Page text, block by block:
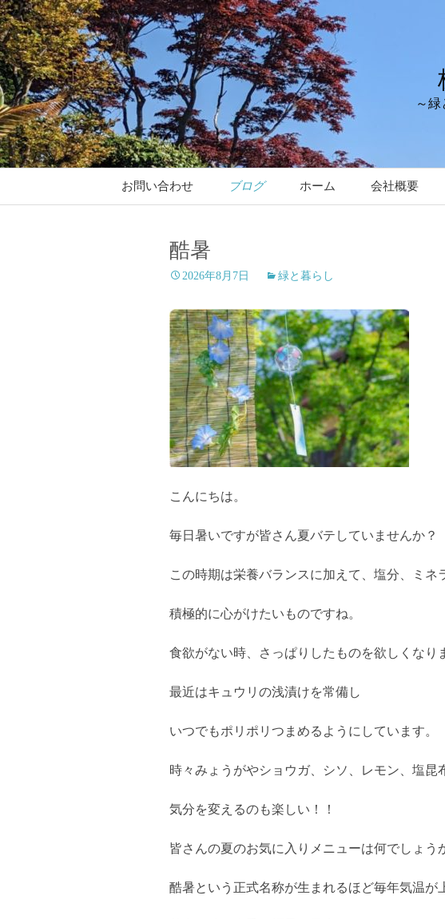
～
お問い合わせ ブログ ホーム 会社概要
酷暑
2026年8月7日 緑と暮らし
こんにちは。
毎日暑いですが皆さん夏バテしていませんか？
この時期は栄養バランスに加えて、塩分、ミネ
積極的に心がけたいものですね。
食欲がない時、さっぱりしたものを欲しくなり
最近はキュウリの浅漬けを常備し
いつでもポリポリつまめるようにしています。
時々みょうがやショウガ、シソ、レモン、塩昆
気分を変えるのも楽しい！！
皆さんの夏のお気に入りメニューは何でしょう
酷暑という正式名称が生まれるほど毎年気温が